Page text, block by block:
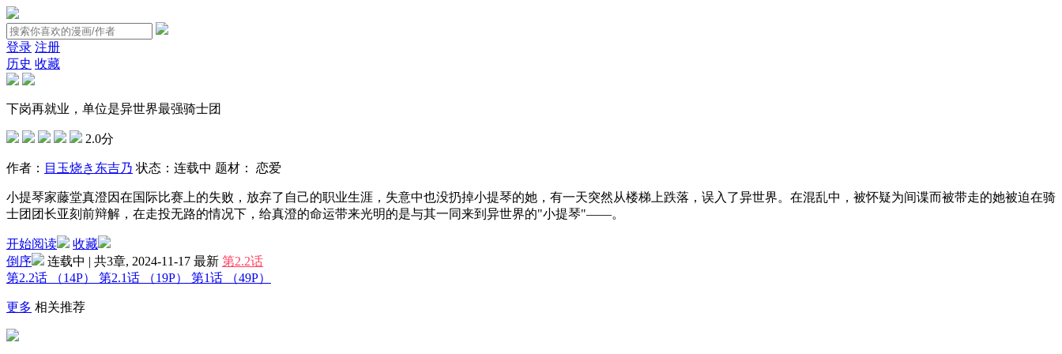
登录 注册
历史 收藏
下岗再就业，单位是异世界最强骑士团
2.0分
作者： 目玉烧き 东吉乃 状态： 连载中 题材： 恋爱
小提琴家藤堂真澄因在国际比赛上的失败，放弃了自己的职业生涯，失意中也没扔掉小提琴的她，有一天突然从楼梯上跌落，误入了异世界。在混乱中，被怀疑为间谍而被带走的她被迫在骑
士团团长亚刻前辩解，在走投无路的情况下，给真澄的命运带来光明的是与其一同来到异世界的"小提琴"——。
开始阅读
收藏
倒序
连载中 | 共3章, 2024-11-17 最新 第2.2话
第2.2话
（14P） 第2.1话 （19P） 第1话 （49P）
更多 相关推荐